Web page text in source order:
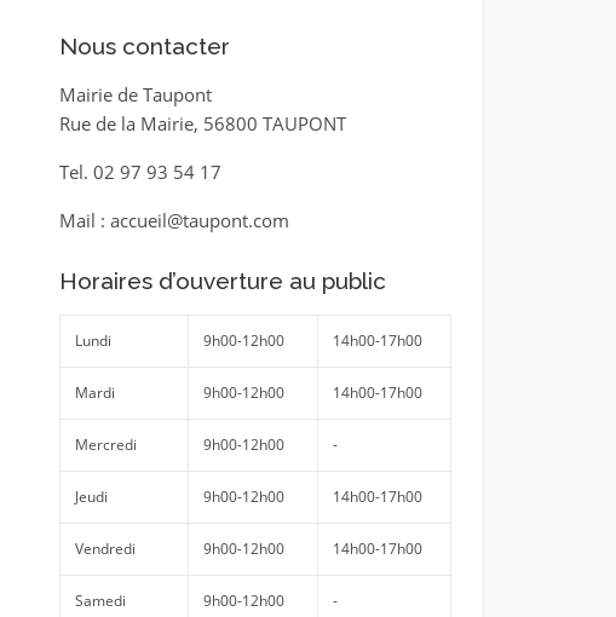
Nous contacter
Mairie de Taupont
Rue de la Mairie, 56800 TAUPONT
Tel. 02 97 93 54 17
Mail : accueil@taupont.com
Horaires d’ouverture au public
Lundi 9h00-12h00 14h00-17h00
Mardi 9h00-12h00 14h00-17h00
Mercredi 9h00-12h00 -
Jeudi 9h00-12h00 14h00-17h00
Vendredi 9h00-12h00 14h00-17h00
Samedi 9h00-12h00 -